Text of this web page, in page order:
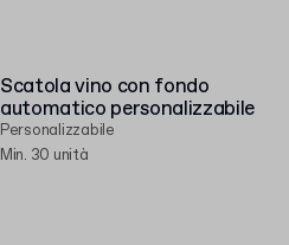
Scatola vino con fondo
automatico personalizzabile
Personalizzabile
Min. 30 unità